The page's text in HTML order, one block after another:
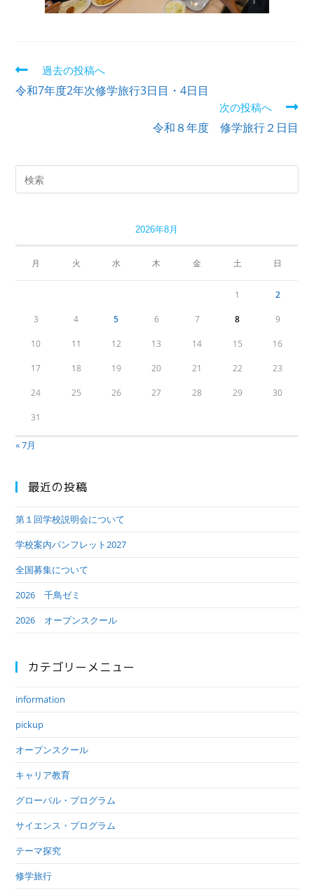
過去の投稿へ
令和7年度2年次修学旅行3日目・4日目
次の投稿へ
令和８年度 修学旅行２日目
2026年8月
月 火 水 木 金 土 日
1 2
3 4 5 6 7 8 9
10 11 12 13 14 15 16
17 18 19 20 21 22 23
24 25 26 27 28 29 30
31
« 7月
最近の投稿
第１回学校説明会について
学校案内パンフレット2027
全国募集について
2026 千鳥ゼミ
2026 オープンスクール
カテゴリーメニュー
information
pickup
オープンスクール
キャリア教育
グローバル・プログラム
サイエンス・プログラム
テーマ探究
修学旅行